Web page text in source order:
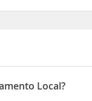
Local?